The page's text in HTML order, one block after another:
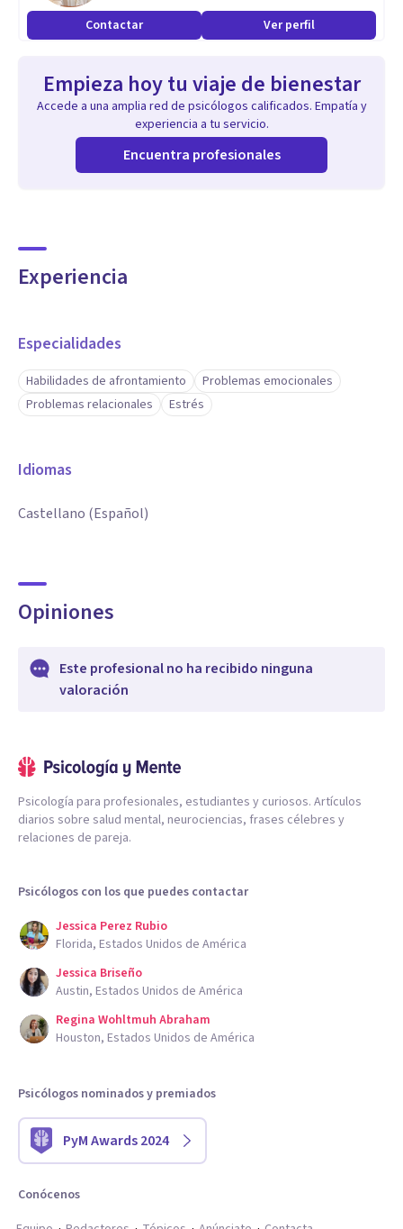
-Amabilidad
-Empatía
-Experiencia clínica
Contactar Ver perfil
Empieza hoy tu viaje de bienestar
Accede a una amplia red de psicólogos calificados. Empatía y
experiencia a tu servicio.
Encuentra profesionales
Experiencia
Especialidades
Habilidades de afrontamiento
Problemas emocionales
Problemas relacionales
Estrés
Idiomas
Castellano (Español)
Opiniones
Este profesional no ha recibido ninguna
valoración
Psicología para profesionales, estudiantes y curiosos. Artículos
diarios sobre salud mental, neurociencias, frases célebres y
relaciones de pareja.
Psicólogos con los que puedes contactar
Jessica Perez Rubio
Florida, Estados Unidos de América
Jessica Briseño
Austin, Estados Unidos de América
Regina Wohltmuh Abraham
Houston, Estados Unidos de América
Psicólogos nominados y premiados
PyM Awards 2024
Conócenos